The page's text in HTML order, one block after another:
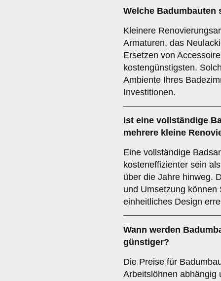
Welche
Kleinere
Armaturen, das
Ersetzen von
kostengünstigsten.
Ambiente Ihres
Investitionen.
Ist eine vollständige
mehrere kleine
Eine vollständige
kosteneffizienter sein
über die Jahre hinweg.
und Umsetzung können
einheitliches Design
Wann werden
günstiger?
Die Preise für
Arbeitslöhnen abhängig